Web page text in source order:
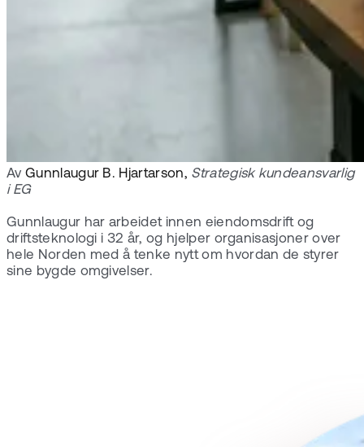
Av Gunnlaugur B. Hjartarson, Strategisk kundeansvarlig
i EG
Gunnlaugur har arbeidet innen eiendomsdrift og
driftsteknologi i 32 år, og hjelper organisasjoner over
hele Norden med å tenke nytt om hvordan de styrer
sine bygde omgivelser.